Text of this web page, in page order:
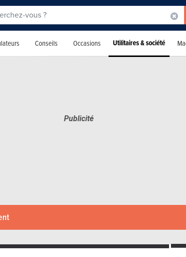
Conseils Occasions Utilitaires & société